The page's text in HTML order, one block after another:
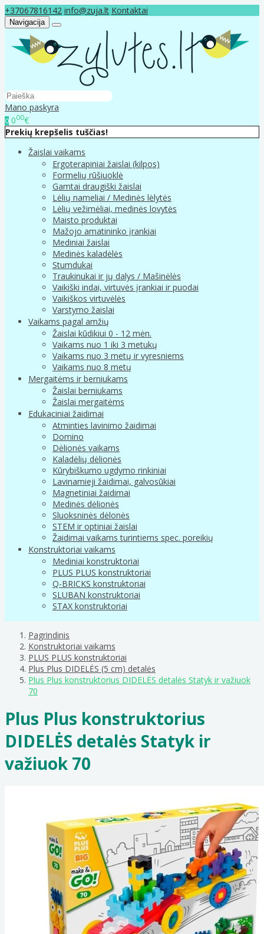
+37067816142 info@zuja.lt Kontaktai
Navigacija
Mano paskyra
0 000€
Prekių krepšelis tuščias!
Žaislai vaikams
Ergoterapiniai žaislai (kilpos)
Formelių rūšiuoklė
Gamtai draugiški žaislai
Lėlių nameliai / Medinės lėlytės
Lėlių vežimėliai, medinės lovytės
Maisto produktai
Mažojo amatininko įrankiai
Mediniai žaislai
Medinės kaladėlės
Stumdukai
Traukinukai ir jų dalys / Mašinėlės
Vaikiški indai, virtuvės įrankiai ir puodai
Vaikiškos virtuvėlės
Varstymo žaislai
Vaikams pagal amžių
Žaislai kūdikiui 0 - 12 mėn.
Vaikams nuo 1 iki 3 metukų
Vaikams nuo 3 metų ir vyresniems
Vaikams nuo 8 metų
Mergaitėms ir berniukams
Žaislai berniukams
Žaislai mergaitėms
Edukaciniai žaidimai
Atminties lavinimo žaidimai
Domino
Dėlionės vaikams
Kaladėlių dėlionės
Kūrybiškumo ugdymo rinkiniai
Lavinamieji žaidimai, galvosūkiai
Magnetiniai žaidimai
Medinės dėlionės
Sluoksninės dėlonės
STEM ir optiniai žaislai
Žaidimai vaikams turintiems spec. poreikių
Konstruktoriai vaikams
Mediniai konstruktoriai
PLUS PLUS konstruktoriai
Q-BRICKS konstruktoriai
SLUBAN konstruktoriai
STAX konstruktoriai
Pagrindinis
Konstruktoriai vaikams
PLUS PLUS konstruktoriai
Plus Plus DIDELĖS (5 cm) detalės
Plus Plus konstruktorius DIDELĖS detalės Statyk ir važiuok
70
Plus Plus konstruktorius
DIDELĖS detalės Statyk ir
važiuok 70